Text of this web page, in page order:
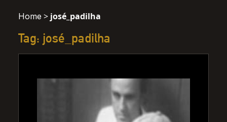
Home > josé_padilha
Tag: josé_padilha